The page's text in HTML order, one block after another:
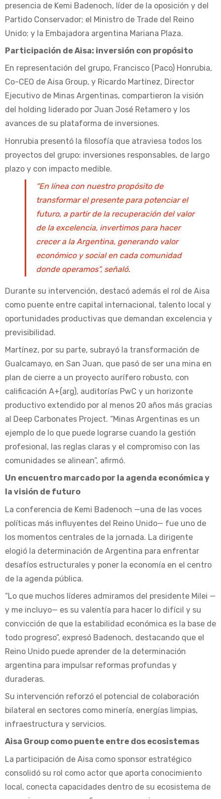
presencia de Kemi Badenoch, líder de la oposición y del
Partido Conservador; el Ministro de Trade del Reino
Unido; y la Embajadora argentina Mariana Plaza.
Participación de Aisa: inversión con propósito
En representación del grupo, Francisco (Paco) Honrubia,
Co-CEO de Aisa Group, y Ricardo Martínez, Director
Ejecutivo de Minas Argentinas, compartieron la visión
del holding liderado por Juan José Retamero y los
avances de su plataforma de inversiones.
Honrubia presentó la filosofía que atraviesa todos los
proyectos del grupo: inversiones responsables, de largo
plazo y con impacto medible.
“En línea con nuestro propósito de
transformar el presente para potenciar el
futuro, a partir de la recuperación del valor
de la excelencia, invertimos para hacer
crecer a la Argentina, generando valor
económico y social en cada comunidad
donde operamos”, señaló.
Durante su intervención, destacó además el rol de Aisa
como puente entre capital internacional, talento local y
oportunidades productivas que demandan excelencia y
previsibilidad.
Martínez, por su parte, subrayó la transformación de
Gualcamayo, en San Juan, que pasó de ser una mina en
plan de cierre a un proyecto aurífero robusto, con
calificación A+(arg), auditorías PwC y un horizonte
productivo extendido por al menos 20 años más gracias
al Deep Carbonates Project. “Minas Argentinas es un
ejemplo de lo que puede lograrse cuando la gestión
profesional, las reglas claras y el compromiso con las
comunidades se alinean”, afirmó.
Un encuentro marcado por la agenda económica y
la visión de futuro
La conferencia de Kemi Badenoch —una de las voces
políticas más influyentes del Reino Unido— fue uno de
los momentos centrales de la jornada. La dirigente
elogió la determinación de Argentina para enfrentar
desafíos estructurales y poner la economía en el centro
de la agenda pública.
“Lo que muchos líderes admiramos del presidente Milei —
y me incluyo— es su valentía para hacer lo difícil y su
convicción de que la estabilidad económica es la base de
todo progreso”, expresó Badenoch, destacando que el
Reino Unido puede aprender de la determinación
argentina para impulsar reformas profundas y
duraderas.
Su intervención reforzó el potencial de colaboración
bilateral en sectores como minería, energías limpias,
infraestructura y servicios.
Aisa Group como puente entre dos ecosistemas
La participación de Aisa como sponsor estratégico
consolidó su rol como actor que aporta conocimiento
local, conecta capacidades dentro de su ecosistema de